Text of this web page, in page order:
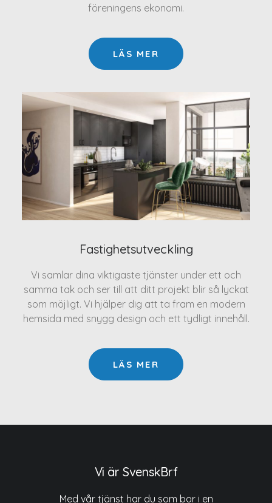
föreningens ekonomi.
LÄS MER
Fastighetsutveckling
Vi samlar dina viktigaste tjänster under ett och
samma tak och ser till att ditt projekt blir så lyckat
som möjligt. Vi hjälper dig att ta fram en modern
hemsida med snygg design och ett tydligt innehåll.
LÄS MER
Vi är SvenskBrf
Med vår tjänst har du som bor i en